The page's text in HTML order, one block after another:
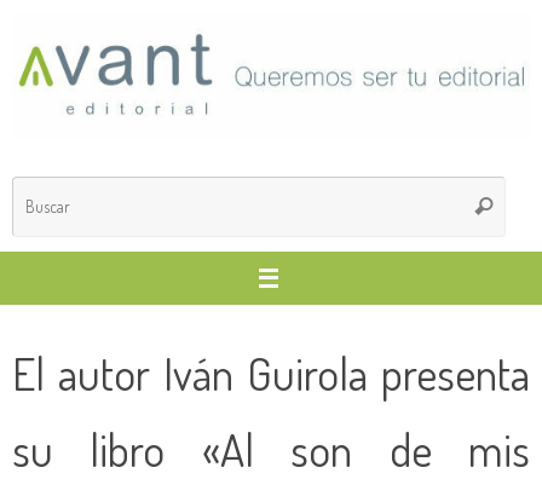
contenido
Buscar
El autor Iván Guirola presenta
su libro «Al son de mis